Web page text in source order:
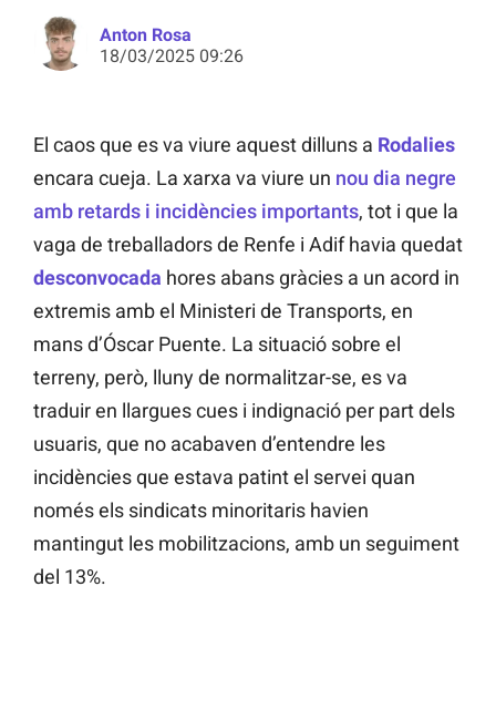
Anton Rosa
18/03/2025 09:26
El caos que es va viure aquest dilluns a Rodalies
encara cueja. La xarxa va viure un nou dia negre
amb retards i incidències importants, tot i que la
vaga de treballadors de Renfe i Adif havia quedat
desconvocada hores abans gràcies a un acord in
extremis amb el Ministeri de Transports, en
mans d’Óscar Puente. La situació sobre el
terreny, però, lluny de normalitzar-se, es va
traduir en llargues cues i indignació per part dels
usuaris, que no acabaven d’entendre les
incidències que estava patint el servei quan
només els sindicats minoritaris havien
mantingut les mobilitzacions, amb un seguiment
del 13%.